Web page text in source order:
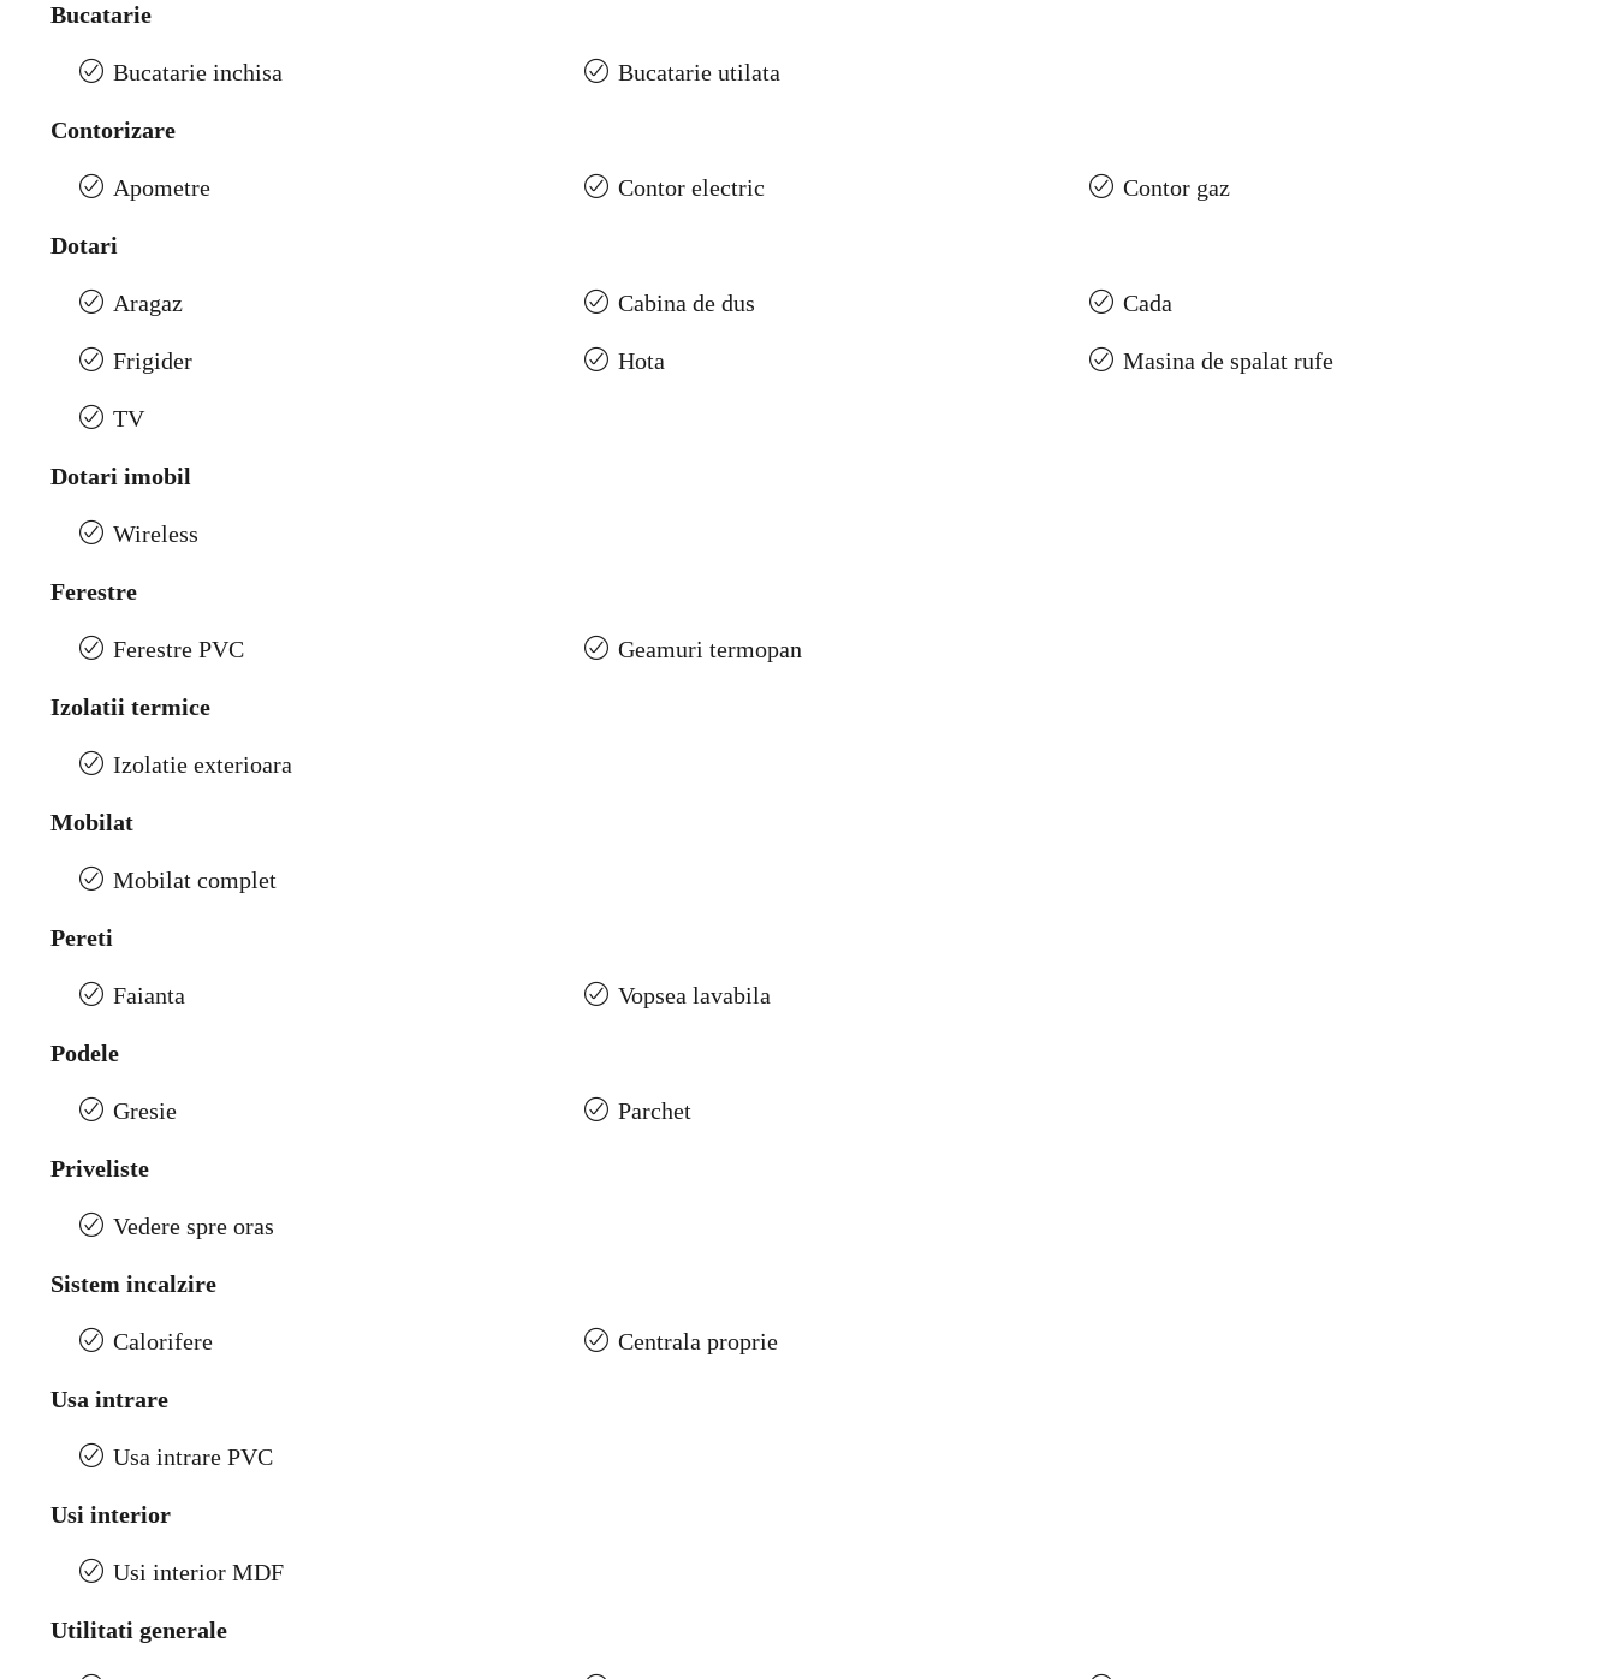
Bucatarie
Bucatarie inchisa Bucatarie utilata
Contorizare
Apometre Contor electric Contor gaz
Dotari
Aragaz Cabina de dus Cada
Frigider Hota Masina de spalat rufe
TV
Dotari imobil
Wireless
Ferestre
Ferestre PVC Geamuri termopan
Izolatii termice
Izolatie exterioara
Mobilat
Mobilat complet
Pereti
Faianta Vopsea lavabila
Podele
Gresie Parchet
Priveliste
Vedere spre oras
Sistem incalzire
Calorifere Centrala proprie
Usa intrare
Usa intrare PVC
Usi interior
Usi interior MDF
Utilitati generale